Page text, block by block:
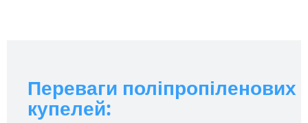
Переваги поліпропіленових
купелей: